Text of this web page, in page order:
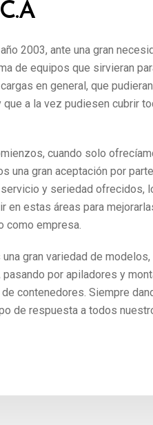
2003, ante una gran
de equipos que sirvieran
en general, que
que a la vez pudiesen cubrir
cuando solo
una gran aceptación por
y seriedad ofrecidos,
en estas áreas para
como empresa.
gran variedad de
pasando por apiladores y
contenedores. Siempre
de respuesta a todos